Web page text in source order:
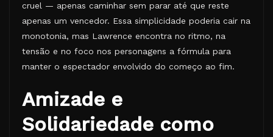
cruel — apenas caminhar sem parar até que reste
apenas um vencedor. Essa simplicidade poderia cair na
monotonia, mas Lawrence encontra no ritmo, na
tensão e no foco nos personagens a fórmula para
manter o espectador envolvido do começo ao fim.
Amizade e
Solidariedade como